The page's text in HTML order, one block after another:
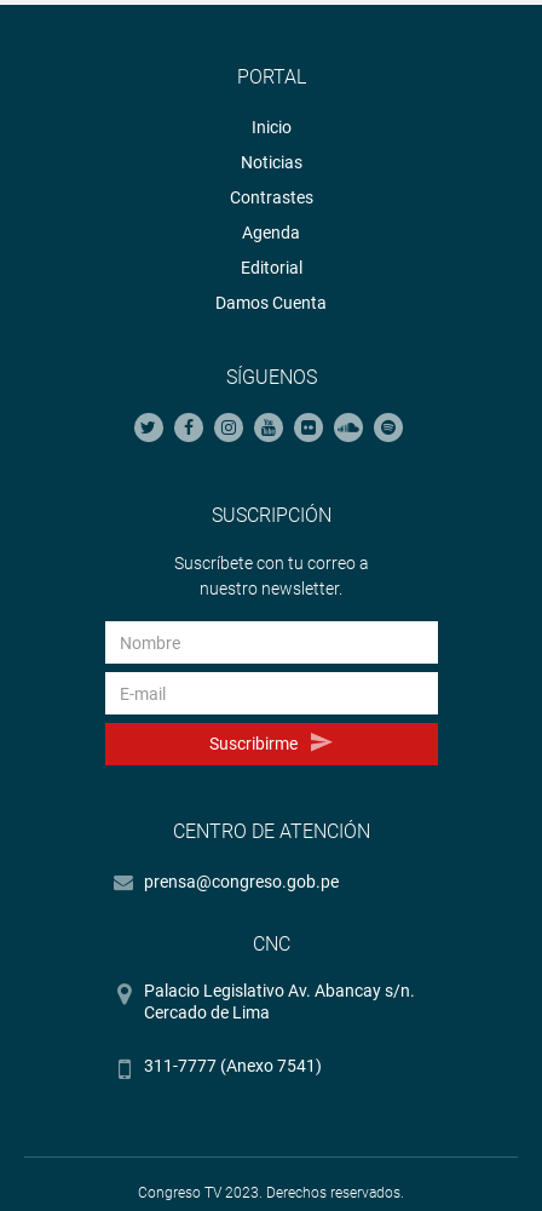
PORTAL
Inicio
Noticias
Contrastes
Agenda
Editorial
Damos Cuenta
SÍGUENOS
SUSCRIPCIÓN
Suscríbete con tu correo a
nuestro newsletter.
Suscribirme
CENTRO DE ATENCIÓN
prensa@congreso.gob.pe
CNC
Palacio Legislativo Av. Abancay s/n.
Cercado de Lima
311-7777 (Anexo 7541)
Congreso TV 2023. Derechos reservados.